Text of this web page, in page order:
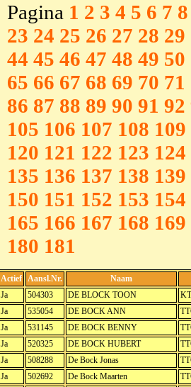
Pagina 1 2 3 4 5 6 7 8
23 24 25 26 27 28 29
44 45 46 47 48 49 50
65 66 67 68 69 70 71
86 87 88 89 90 91 92
105 106 107 108 109
120 121 122 123 124
135 136 137 138 139
150 151 152 153 154
165 166 167 168 169
180 181
Actief Aansl.Nr.
Naam
Ja
504303 DE BLOCK TOON
Ja
535054 DE BOCK ANN
Ja
531145 DE BOCK BENNY
Ja
520325 DE BOCK HUBERT
Ja
508288 De Bock Jonas
Ja
502692 De Bock Maarten